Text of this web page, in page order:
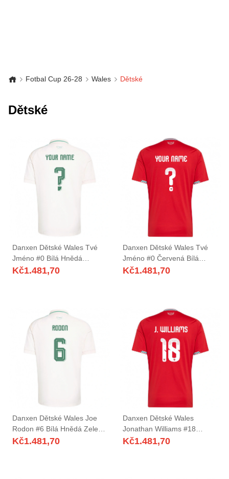
Fotbal Cup 26-28 Wales Dětské
Dětské
Danxen Dětské Wales Tvé
Jméno #0 Bílá Hnědá
Zelená Daleko Hráčské
Kč1.481,70
Danxen Dětské Wales Tvé
Jméno #0 Červená Bílá
Zelená Domů Hráčské Dresy
Kč1.481,70
Danxen Dětské Wales Joe
Rodon #6 Bílá Hnědá Zelená
Daleko Hráčské Dresy 26-28
Kč1.481,70
Danxen Dětské Wales
Jonathan Williams #18
Červená Bílá Zelená Domů
Kč1.481,70